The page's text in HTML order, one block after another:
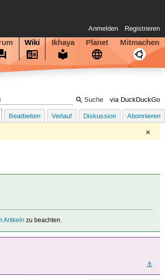
Anmelden Registrieren
Wiki Ikhaya Planet Mitmachen
via DuckDuckGo
Bearbeiten Verlauf Diskussion Abonnieren
×
Artikeln zu beachten.
⚓︎